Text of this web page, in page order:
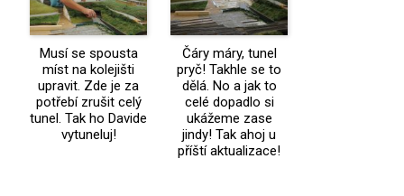
Musí se spousta
míst na kolejišti
upravit. Zde je za
potřebí zrušit celý
tunel. Tak ho Davide
vytuneluj!
Čáry máry, tunel
pryč! Takhle se to
dělá. No a jak to
celé dopadlo si
ukážeme zase
jindy! Tak ahoj u
příští aktualizace!